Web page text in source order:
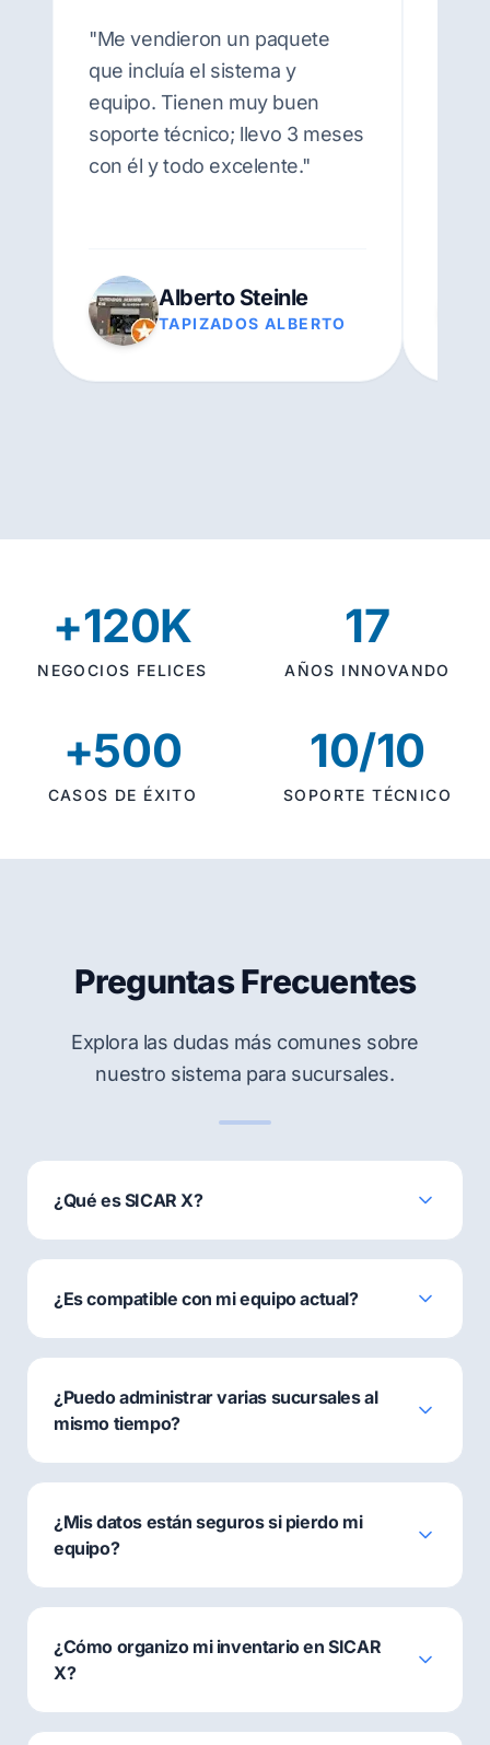
"Me vendieron un paquete
que incluía el sistema y
equipo. Tienen muy buen
soporte técnico; llevo 3 meses
con él y todo excelente."
Alberto Steinle
TAPIZADOS ALBERTO
+120K
NEGOCIOS FELICES
17
AÑOS INNOVANDO
+500
CASOS DE ÉXITO
10/10
SOPORTE TÉCNICO
Preguntas Frecuentes
Explora las dudas más comunes sobre
nuestro sistema para sucursales.
¿Qué es SICAR X?
¿Es compatible con mi equipo actual?
¿Puedo administrar varias sucursales al
mismo tiempo?
¿Mis datos están seguros si pierdo mi
equipo?
¿Cómo organizo mi inventario en SICAR
X?